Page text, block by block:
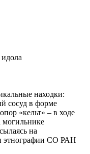
находки:
сосуд в форме
«кельт» – в ходе
могильнике
на
этнографии СО РАН